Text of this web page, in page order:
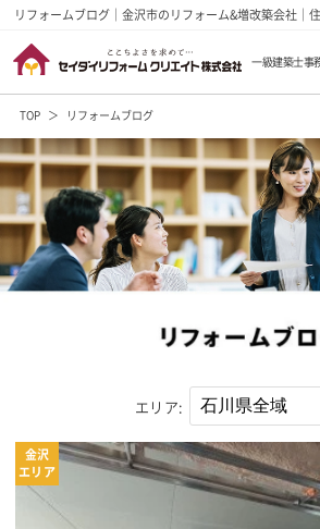
リフォームブログ｜金沢市のリフォーム&増改築会社｜
一級建築士事
TOP リフォームブログ
エリア:
金沢
エリア